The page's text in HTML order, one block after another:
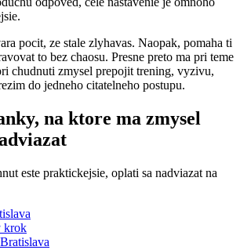
pocit, ze stale zlyhavas. Naopak, pomaha ti
to bez chaosu. Presne preto ma pri teme
chudnuti zmysel prepojit trening, vyzivu,
do jedneho citatelneho postupu.
na ktore ma zmysel
este praktickejsie, oplati sa nadviazat na
krok